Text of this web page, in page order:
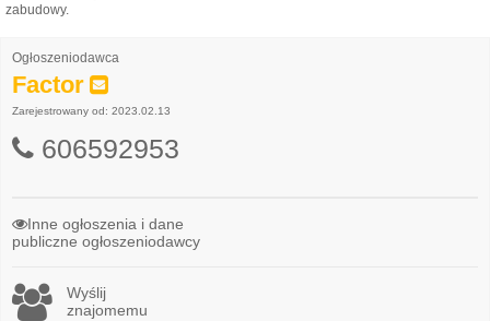
zabudowy.
Ogłoszeniodawca
Factor
Zarejestrowany od: 2023.02.13
606592953
Inne ogłoszenia i dane
publiczne ogłoszeniodawcy
Wyślij
znajomemu